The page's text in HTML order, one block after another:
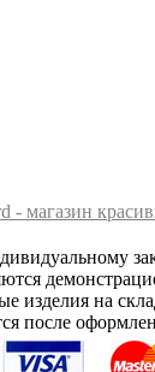
- магазин
изделия на
после